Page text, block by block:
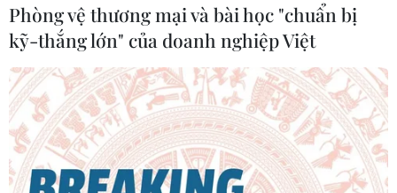
Phòng vệ thương mại và bài học "chuẩn bị
kỹ-thắng lớn" của doanh nghiệp Việt